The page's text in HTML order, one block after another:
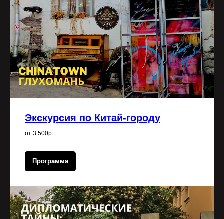
Экскурсия по Китай-городу
от 3 500р.
Программа